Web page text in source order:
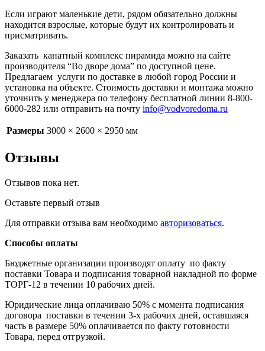
Если играют маленькие дети, рядом обязательно должны
находится взрослые, которые будут их контролировать и
присматривать.
Заказать канатный комплекс пирамида можно на сайте
производителя “Во дворе дома” по доступной цене.
Предлагаем услуги по доставке в любой город России и
установка на объекте. Стоимость доставки и монтажа можно
уточнить у менеджера по телефону бесплатной линии 8-800-
6000-282 или отправить на почту info@vodvoredoma.ru
Размеры 3000 × 2600 × 2950 мм
Отзывы
Отзывов пока нет.
Оставьте первый отзыв
Для отправки отзыва вам необходимо авторизоваться.
Способы оплаты
Бюджетные организации производят оплату по факту
поставки Товара и подписания товарной накладной по форме
ТОРГ-12 в течении 10 рабочих дней.
Юридические лица оплачиваю 50% с момента подписания
договора поставки в течении 3-х рабочих дней, оставшаяся
часть в размере 50% оплачивается по факту готовности
Товара, перед отгрузкой.